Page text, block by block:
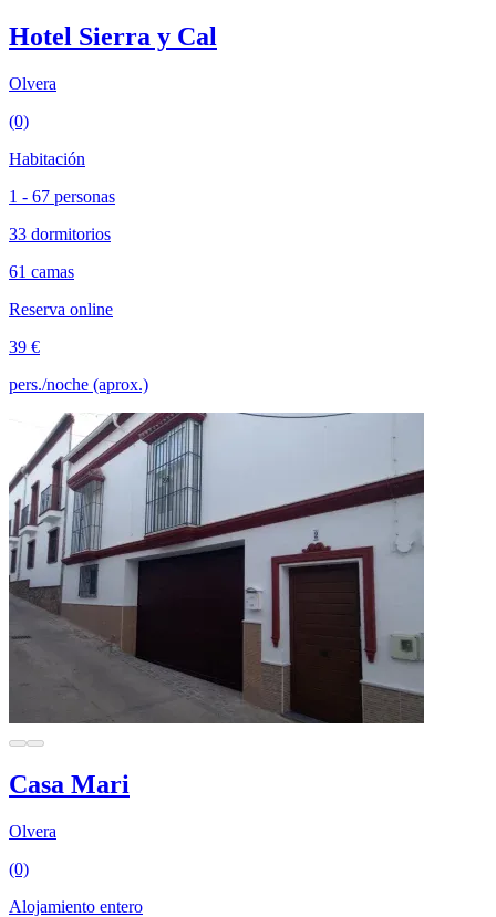
Hotel Sierra y Cal
Olvera
(0)
Habitación
1 - 67 personas
33 dormitorios
61 camas
Reserva online
39 €
pers./noche (aprox.)
Casa Mari
Olvera
(0)
Alojamiento entero